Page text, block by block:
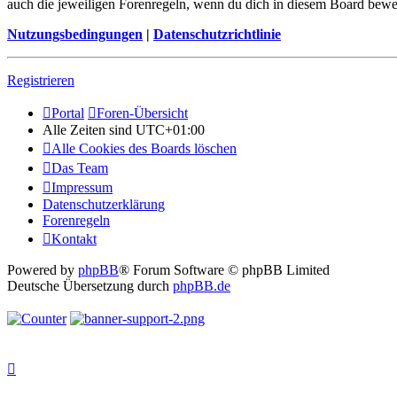
auch die jeweiligen Forenregeln, wenn du dich in diesem Board
Nutzungsbedingungen | Datenschutzrichtlinie
Registrieren
Portal
Foren-Übersicht
Alle Zeiten sind UTC+01:00
Alle Cookies des Boards löschen
Das Team
Impressum
Datenschutzerklärung
Forenregeln
Kontakt
Powered by phpBB® Forum Software © phpBB Limited
Deutsche Übersetzung durch phpBB.de